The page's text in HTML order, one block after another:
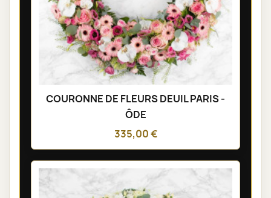
COURONNE DE FLEURS DEUIL PARIS -
ÔDE
335,00 €